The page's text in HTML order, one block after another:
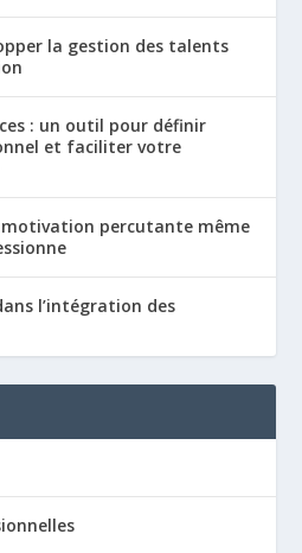
la gestion des talents
: un outil pour définir
et faciliter votre
percutante même
l’intégration des